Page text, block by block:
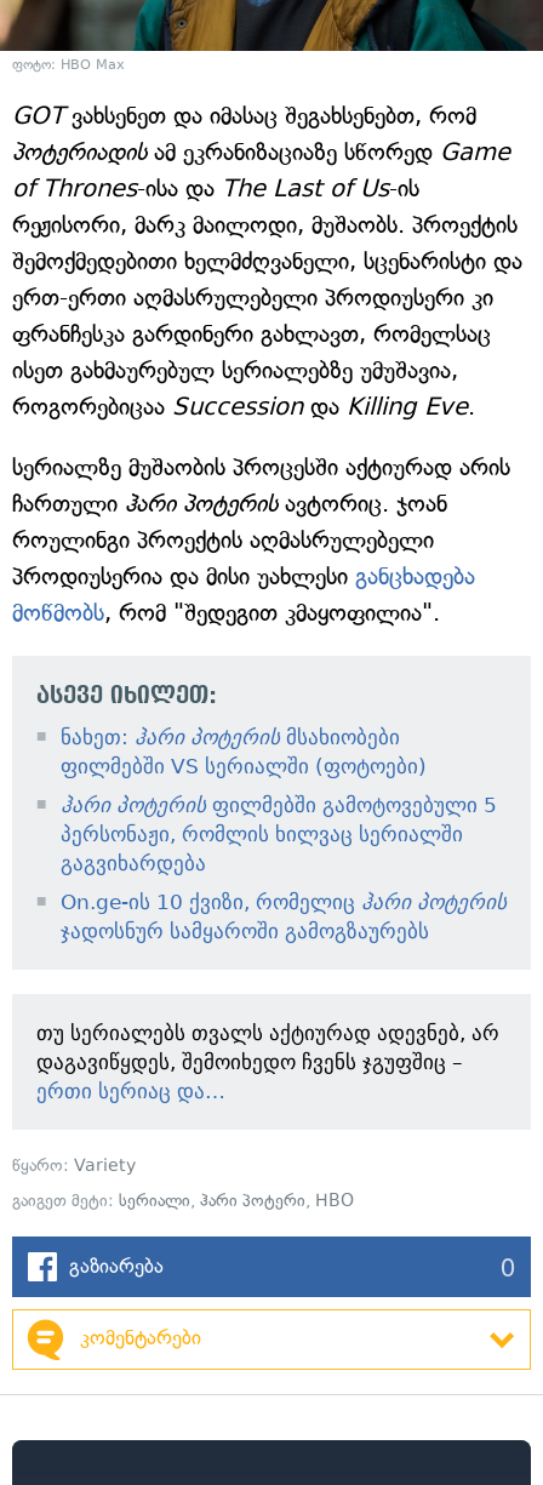
ფოტო: HBO Max
GOTვახსენეთ და იმასაც შეგახსენებთ, რომ
პოტერიადისამ ეკრანიზაციაზე სწორედ Game
of Thrones-ისა და The Last of Us-ის
რეჟისორი, მარკ მაილოდი, მუშაობს. პროექტის
შემოქმედებითი ხელმძღვანელი, სცენარისტი და
ერთ-ერთი აღმასრულებელი პროდიუსერი კი
ფრანჩესკა გარდინერი გახლავთ, რომელსაც
ისეთ გახმაურებულ სერიალებზე უმუშავია,
როგორებიცაა Successionდა Killing Eve.
სერიალზე მუშაობის პროცესში აქტიურად არის
ჩართული ჰარი პოტერისავტორიც. ჯოან
როულინგი პროექტის აღმასრულებელი
პროდიუსერია და მისი უახლესი განცხადება
მოწმობს, რომ "შედეგით კმაყოფილია".
ასევე იხილეთ:
ნახეთ: ჰარი პოტერის მსახიობები
ფილმებში VS სერიალში (ფოტოები)
ჰარი პოტერის ფილმებში გამოტოვებული 5
პერსონაჟი, რომლის ხილვაც სერიალში
გაგვიხარდება
On.ge-ის 10 ქვიზი, რომელიც ჰარი პოტერის
ჯადოსნურ სამყაროში გამოგზაურებს
თუ სერიალებს თვალს აქტიურად ადევნებ, არ
დაგავიწყდეს, შემოიხედო ჩვენს ჯგუფშიც –
ერთი სერიაც და…
წყარო: Variety
გაიგეთ მეტი: სერიალი, ჰარი პოტერი, HBO
გაზიარება 0
კომენტარები